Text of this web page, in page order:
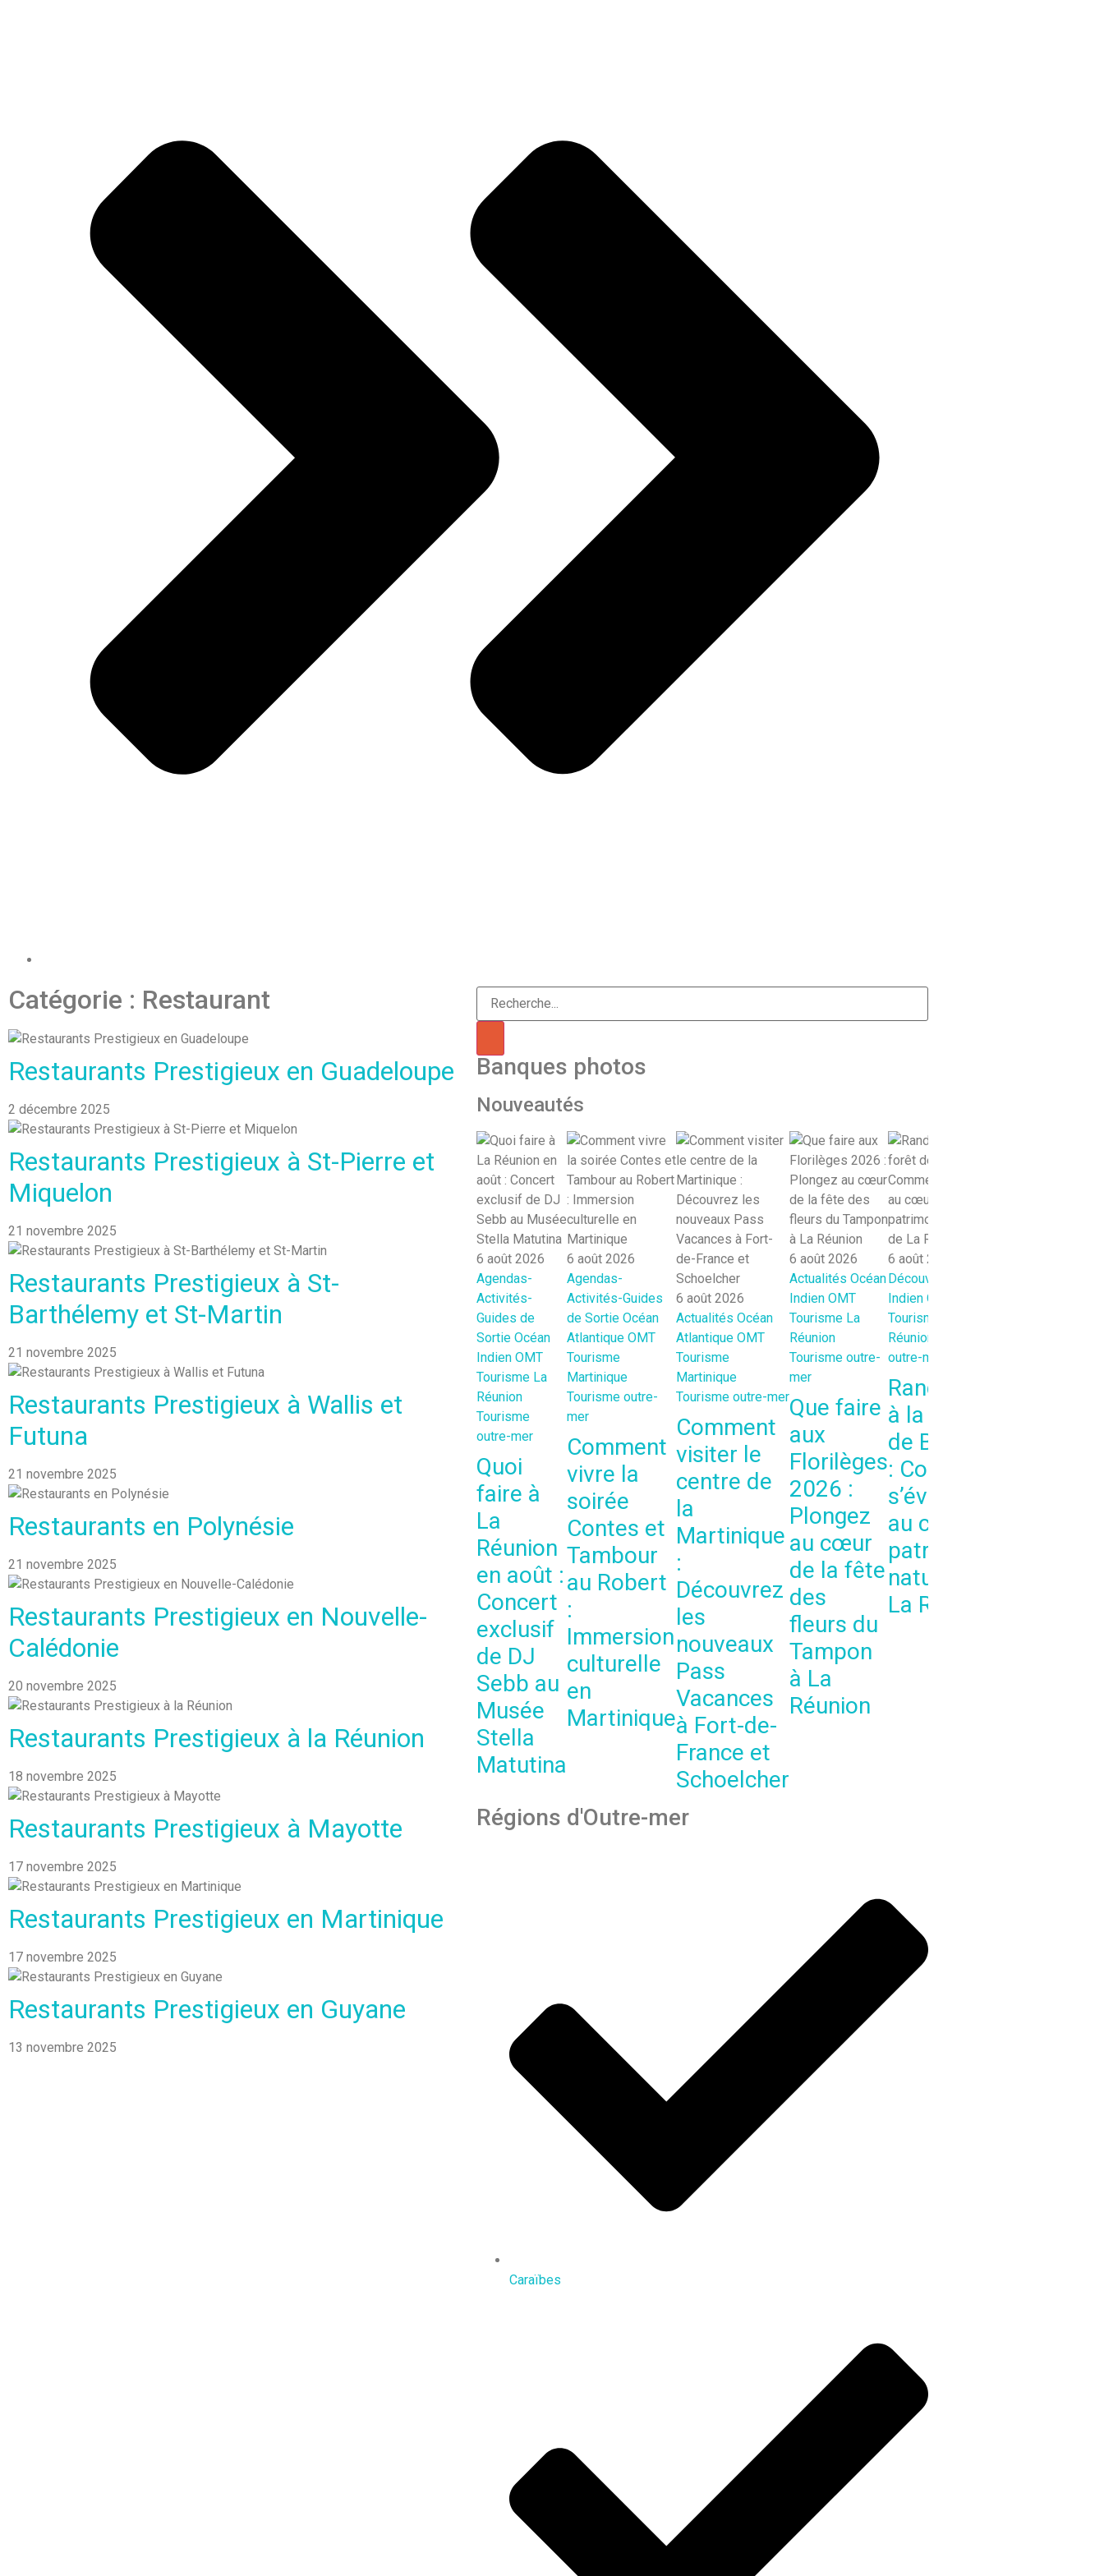
Catégorie : Restaurant
Restaurants Prestigieux en Guadeloupe
2 décembre 2025
Restaurants Prestigieux à St-Pierre et
Miquelon
21 novembre 2025
Restaurants Prestigieux à St-
Barthélemy et St-Martin
21 novembre 2025
Restaurants Prestigieux à Wallis et
Futuna
21 novembre 2025
Restaurants en Polynésie
21 novembre 2025
Restaurants Prestigieux en Nouvelle-
Calédonie
20 novembre 2025
Restaurants Prestigieux à la Réunion
18 novembre 2025
Restaurants Prestigieux à Mayotte
17 novembre 2025
Restaurants Prestigieux en Martinique
17 novembre 2025
Restaurants Prestigieux en Guyane
13 novembre 2025
Banques photos
Nouveautés
6 août 2026
Agendas-
Activités-
Guides de
Sortie Océan
Indien OMT
Tourisme La
Réunion
Tourisme
outre-mer
Quoi
faire à
La
Réunion
en août :
Concert
exclusif
de DJ
Sebb au
Musée
Stella
Matutina
6 août 2026
Agendas-
Activités-Guides
de Sortie Océan
Atlantique OMT
Tourisme
Martinique
Tourisme outre-
mer
Comment
vivre la
soirée
Contes et
Tambour
au Robert
:
Immersion
culturelle
en
Martinique
6 août 2026
Actualités Océan
Atlantique OMT
Tourisme
Martinique
Tourisme outre-mer
Comment
visiter le
centre de
la
Martinique
:
Découvrez
les
nouveaux
Pass
Vacances
à Fort-de-
France et
Schoelcher
6 août 2026
Actualités Océan
Indien OMT
Tourisme La
Réunion
Tourisme outre-
mer
Que faire
aux
Florilèges
2026 :
Plongez
au cœur
de la fête
des
fleurs du
Tampon
à La
Réunion
6 août 2026
Découvertes
Indien OMT
Tourisme La
Réunion
outre-mer
Randonnée
à la forêt
de Bélouve
: Comment
s’évader
au cœur du
patrimoine
naturel de
La Réunion
Régions d'Outre-mer
Caraïbes